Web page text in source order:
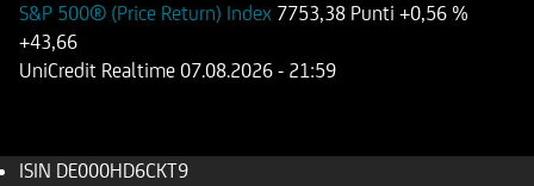
S&P 500® (Price Return) Index 7753,38 Punti +0,56 %
+43,66
UniCredit Realtime 07.08.2026 - 21:59
ISIN DE000HD6CKT9